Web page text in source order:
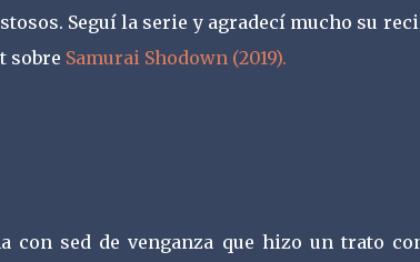
Seguí la serie y agradecí mucho su
sobre Samurai Shodown (2019).
con sed de venganza que hizo un trato